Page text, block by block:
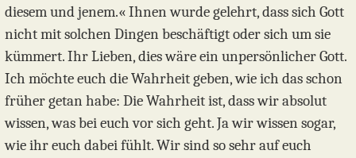
diesem und jenem.« Ihnen wurde gelehrt, dass sich Gott
nicht mit solchen Dingen beschäftigt oder sich um sie
kümmert. Ihr Lieben, dies wäre ein unpersönlicher Gott.
Ich möchte euch die Wahrheit geben, wie ich das schon
früher getan habe: Die Wahrheit ist, dass wir absolut
wissen, was bei euch vor sich geht. Ja wir wissen sogar,
wie ihr euch dabei fühlt. Wir sind so sehr auf euch